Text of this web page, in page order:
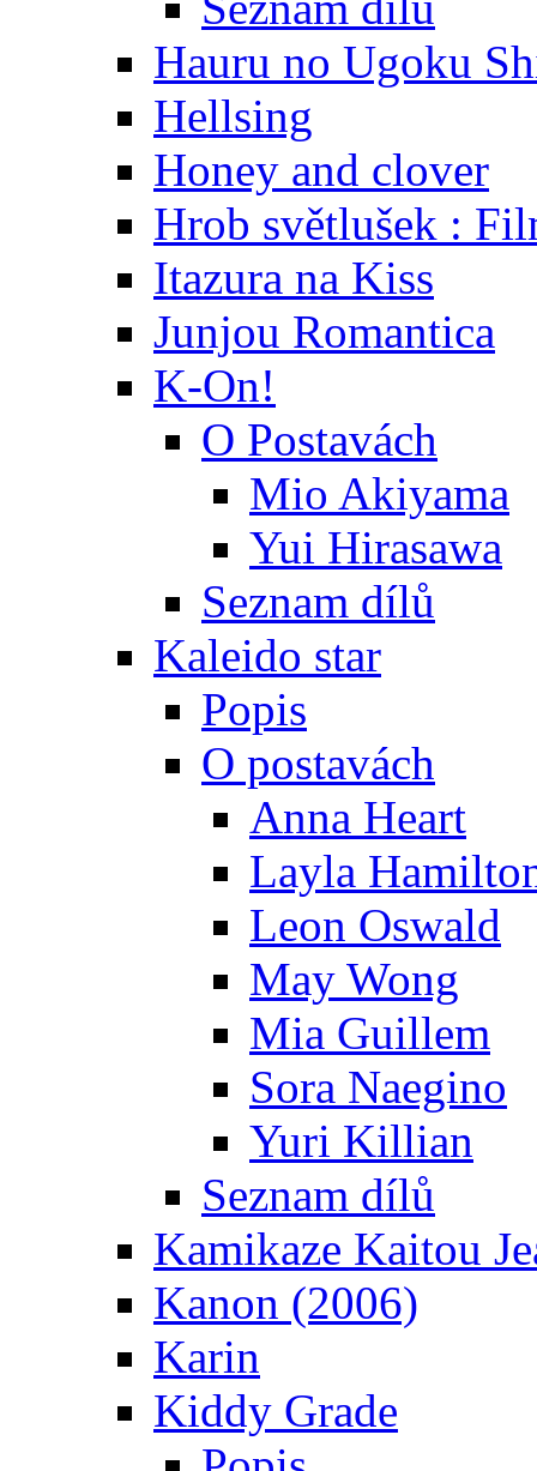
Hauru no Ugoku
Hellsing
Honey and clover
Hrob světlušek :
Itazura na Kiss
Junjou Romantica
K-On!
O Postavách
Mio Akiyama
Yui Hirasawa
Seznam dílů
Kaleido star
Popis
O postavách
Anna Heart
Layla
Leon Oswald
May Wong
Mia Guillem
Sora Naegino
Yuri Killian
Seznam dílů
Kamikaze Kaitou
Kanon (2006)
Karin
Kiddy Grade